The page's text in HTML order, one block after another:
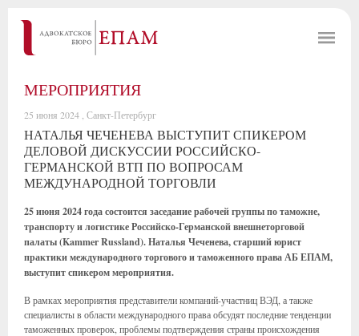
МЕРОПРИЯТИЯ
25 июня 2024 , Санкт-Петербург
НАТАЛЬЯ ЧЕЧЕНЕВА ВЫСТУПИТ СПИКЕРОМ
ДЕЛОВОЙ ДИСКУССИИ РОССИЙСКО-
ГЕРМАНСКОЙ ВТП ПО ВОПРОСАМ
МЕЖДУНАРОДНОЙ ТОРГОВЛИ
25 июня 2024 года состоится заседание рабочей группы по таможне,
транспорту и логистике Российско-Германской внешнеторговой
палаты (Kammer Russland). Наталья Чеченева, старший юрист
практики международного торгового и таможенного права АБ ЕПАМ,
выступит спикером мероприятия.
В рамках мероприятия представители компаний-участниц ВЭД, а также
специалисты в области международного права обсудят последние тенденции
таможенных проверок, проблемы подтверждения страны происхождения